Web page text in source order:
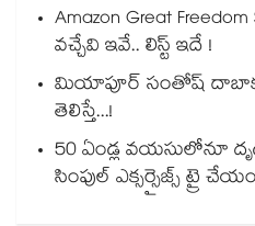
Amazon Great
వచ్చేవి ఇవే.. లిస్ట్ ఇదే !
మియాపూర్ సంతోష్ దాబాకు
తెలిస్తే...!
50 ఏండ్ల వయసులోనూ
సింపుల్ ఎక్సర్సైజ్స్ ట్రై